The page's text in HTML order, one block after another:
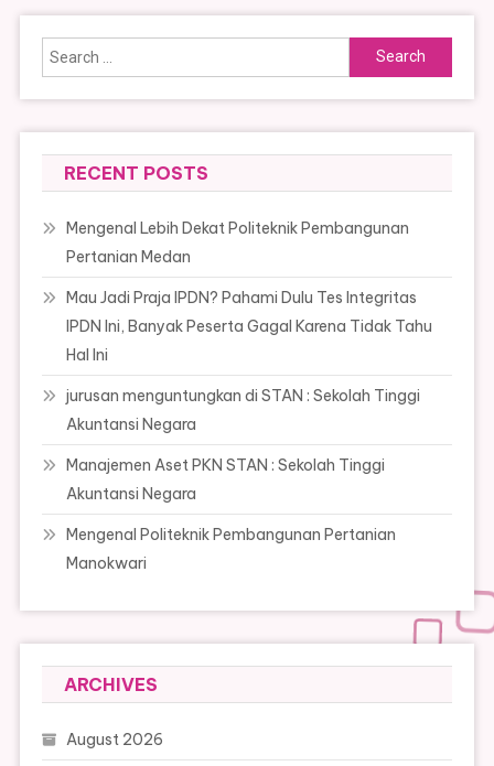
Search
for:
RECENT POSTS
Mengenal Lebih Dekat Politeknik Pembangunan
Pertanian Medan
Mau Jadi Praja IPDN? Pahami Dulu Tes Integritas
IPDN Ini, Banyak Peserta Gagal Karena Tidak Tahu
Hal Ini
jurusan menguntungkan di STAN : Sekolah Tinggi
Akuntansi Negara
Manajemen Aset PKN STAN : Sekolah Tinggi
Akuntansi Negara
Mengenal Politeknik Pembangunan Pertanian
Manokwari
ARCHIVES
August 2026